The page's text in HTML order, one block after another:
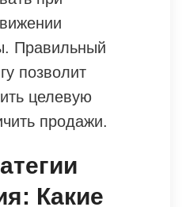
Правильный
позволит
целевую
продажи.
Какие